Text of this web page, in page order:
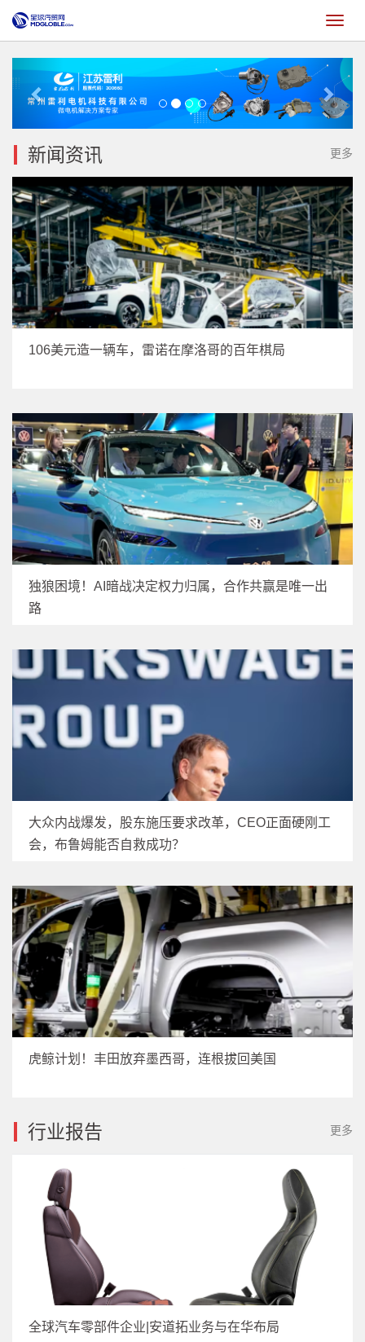
切
换
Next
新闻资讯 更多
106美元造一辆车，雷诺在摩洛哥的百年棋局
独狼困境！AI暗战决定权力归属，合作共赢是唯一出
路
大众内战爆发，股东施压要求改革，CEO正面硬刚工
会，布鲁姆能否自救成功？
虎鲸计划！丰田放弃墨西哥，连根拔回美国
行业报告 更多
全球汽车零部件企业|安道拓业务与在华布局